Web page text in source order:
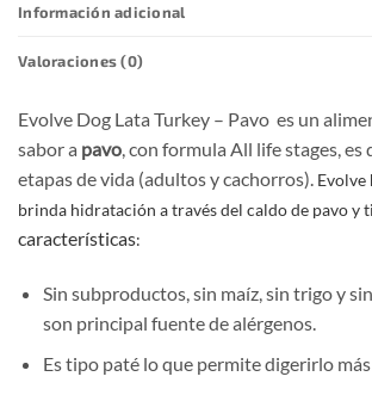
Información adicional
Valoraciones (0)
Evolve Dog Lata Turkey – Pavo es un
sabor a pavo , con formula All life stages, es
etapas de vida (adultos y cachorros). Evolve
brinda hidratación a través del caldo de pavo y
características:
Sin subproductos, sin maíz, sin trigo y
son principal fuente de alérgenos.
Es tipo paté lo que permite digerirlo